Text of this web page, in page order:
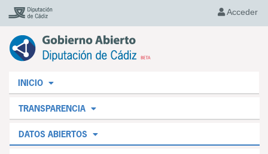
Acceder
INICIO
TRANSPARENCIA
DATOS ABIERTOS